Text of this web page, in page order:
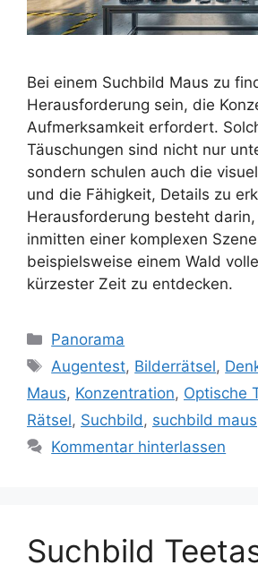
Bei einem Suchbild Maus zu
Herausforderung sein, die
Aufmerksamkeit erfordert.
Täuschungen sind nicht nur
sondern schulen auch die
und die Fähigkeit, Details zu
Herausforderung besteht
inmitten einer komplexen
beispielsweise einem Wald
kürzester Zeit zu entdecken.
Kategorien
Panorama
Schlagwörter
Augentest, Bilderrätsel,
Maus, Konzentration, Optische
Rätsel, Suchbild , suchbild maus
Kommentar hinterlassen
Suchbild